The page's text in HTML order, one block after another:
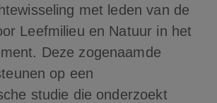
met leden van de
Leefmilieu en Natuur in het
Deze zogenaamde
op een
studie die onderzoekt